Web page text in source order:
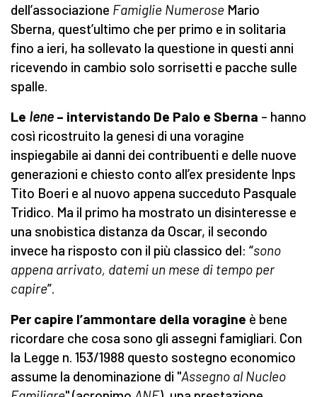
dell’associazione Famiglie Numerose Mario
Sberna, quest’ultimo che per primo e in solitaria
fino a ieri, ha sollevato la questione in questi anni
ricevendo in cambio solo sorrisetti e pacche sulle
spalle.
Le Iene – intervistando De Palo e Sberna – hanno
così ricostruito la genesi di una voragine
inspiegabile ai danni dei contribuenti e delle nuove
generazioni e chiesto conto all’ex presidente Inps
Tito Boeri e al nuovo appena succeduto Pasquale
Tridico. Ma il primo ha mostrato un disinteresse e
una snobistica distanza da Oscar, il secondo
invece ha risposto con il più classico del: “sono
appena arrivato, datemi un mese di tempo per
capire”.
Per capire l’ammontare della voragine è bene
ricordare che cosa sono gli assegni famigliari. Con
la Legge n. 153/1988 questo sostegno economico
assume la denominazione di "Assegno al Nucleo